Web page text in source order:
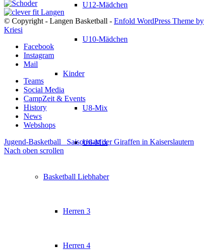
U12-Mädchen
U10-Mädchen
Kinder
U8-Mix
U6-Mix
Basketball Liebhaber
Herren 3
Herren 4
© Copyright - Langen Basketball - Enfold WordPress Theme by
Kriesi
Facebook
Instagram
Mail
Teams
Social Media
CampZeit & Events
History
News
Webshops
Jugend-Basketball
Saisonstart der Giraffen in Kaiserslautern
Nach oben scrollen